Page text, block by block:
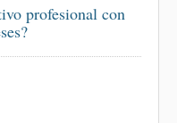
profesional con